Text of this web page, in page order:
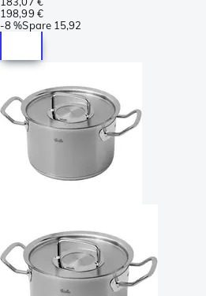
198,99 €
-8 %Spare 15,92